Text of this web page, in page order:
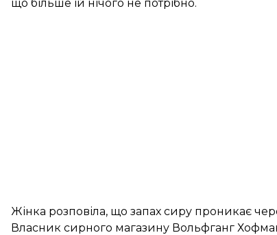
що більше їй нічого не потрібно.
Жінка розповіла, що запах сиру проникає
Власник сирного магазину Вольфганг